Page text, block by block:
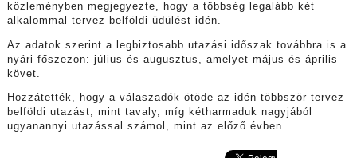
közleményben megjegyezte, hogy a többség legalább két
alkalommal tervez belföldi üdülést idén.
Az adatok szerint a legbiztosabb utazási időszak továbbra is a
nyári főszezon: július és augusztus, amelyet május és április
követ.
Hozzátették, hogy a válaszadók ötöde az idén többször tervez
belföldi utazást, mint tavaly, míg kétharmaduk nagyjából
ugyanannyi utazással számol, mint az előző évben.